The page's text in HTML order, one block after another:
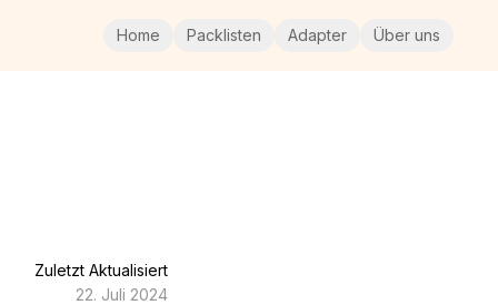
Home Packlisten Adapter Über uns
Zuletzt Aktualisiert
22. Juli 2024